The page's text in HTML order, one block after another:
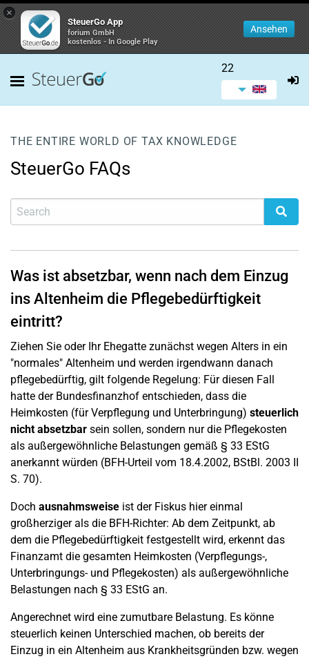
×
SteuerGo App
forium GmbH
kostenlos - In Google Play
Ansehen
22
THE ENTIRE WORLD OF TAX KNOWLEDGE
SteuerGo FAQs
Was ist absetzbar, wenn nach dem Einzug
ins Altenheim die Pflegebedürftigkeit
eintritt?
Ziehen Sie oder Ihr Ehegatte zunächst wegen Alters in ein
"normales" Altenheim und werden irgendwann danach
pflegebedürftig, gilt folgende Regelung: Für diesen Fall
hatte der Bundesfinanzhof entschieden, dass die
Heimkosten (für Verpflegung und Unterbringung) steuerlich
nicht absetzbar sein sollen, sondern nur die Pflegekosten
als außergewöhnliche Belastungen gemäß § 33 EStG
anerkannt würden (BFH-Urteil vom 18.4.2002, BStBl. 2003 II
S. 70).
Doch ausnahmsweise ist der Fiskus hier einmal
großherziger als die BFH-Richter: Ab dem Zeitpunkt, ab
dem die Pflegebedürftigkeit festgestellt wird, erkennt das
Finanzamt die gesamten Heimkosten (Verpflegungs-,
Unterbringungs- und Pflegekosten) als außergewöhnliche
Belastungen nach § 33 EStG an.
Angerechnet wird eine zumutbare Belastung. Es könne
steuerlich keinen Unterschied machen, ob bereits der
Einzug in ein Altenheim aus Krankheitsgründen bzw. wegen